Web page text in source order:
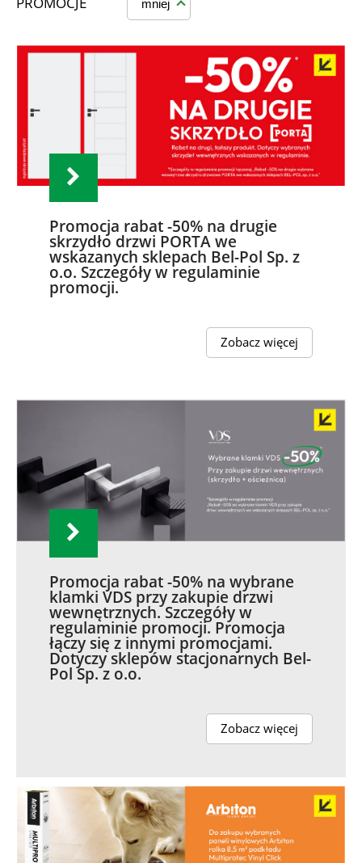
mniej
Promocja rabat -50% na drugie
skrzydło drzwi PORTA we
wskazanych sklepach Bel-Pol Sp. z
o.o. Szczegóły w regulaminie
promocji.
Zobacz więcej
Promocja rabat -50% na wybrane
klamki VDS przy zakupie drzwi
wewnętrznych. Szczegóły w
regulaminie promocji. Promocja
łączy się z innymi promocjami.
Dotyczy sklepów stacjonarnych Bel-
Pol Sp. z o.o.
Zobacz więcej